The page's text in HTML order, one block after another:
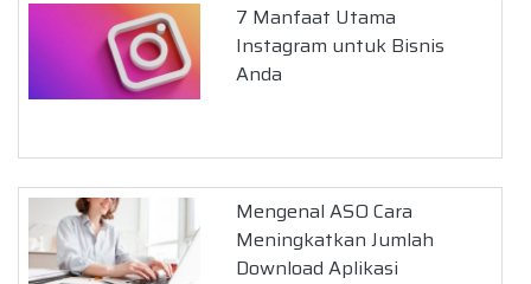
7 Manfaat Utama
Instagram untuk Bisnis
Anda
Mengenal ASO Cara
Meningkatkan Jumlah
Download Aplikasi